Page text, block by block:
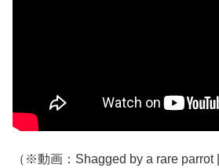
（※動画：Shagged by a rare parrot